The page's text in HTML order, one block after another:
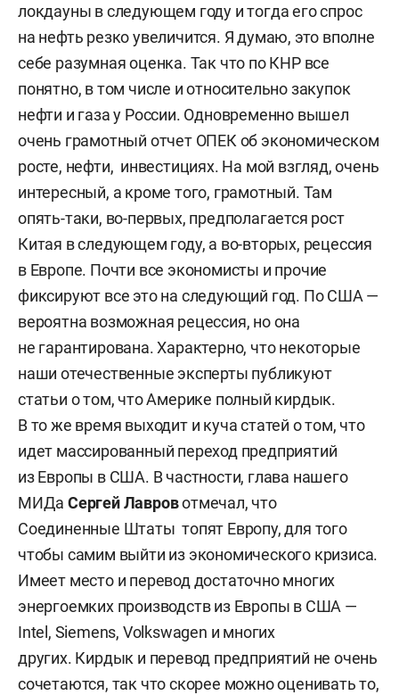
локдауны в следующем году и тогда его спрос
на нефть резко увеличится. Я думаю, это вполне
себе разумная оценка. Так что по КНР все
понятно, в том числе и относительно закупок
нефти и газа у России. Одновременно вышел
очень грамотный отчет ОПЕК об экономическом
росте, нефти, инвестициях. На мой взгляд, очень
интересный, а кроме того, грамотный. Там
опять-таки, во-первых, предполагается рост
Китая в следующем году, а во-вторых, рецессия
в Европе. Почти все экономисты и прочие
фиксируют все это на следующий год. По США —
вероятна возможная рецессия, но она
не гарантирована. Характерно, что некоторые
наши отечественные эксперты публикуют
статьи о том, что Америке полный кирдык.
В то же время выходит и куча статей о том, что
идет массированный переход предприятий
из Европы в США. В частности, глава нашего
МИДа Сергей Лавровотмечал, что
Соединенные Штаты топят Европу, для того
чтобы самим выйти из экономического кризиса.
Имеет место и перевод достаточно многих
энергоемких производств из Европы в США —
Intel, Siemens, Volkswagen и многих
других. Кирдык и перевод предприятий не очень
сочетаются, так что скорее можно оценивать то,